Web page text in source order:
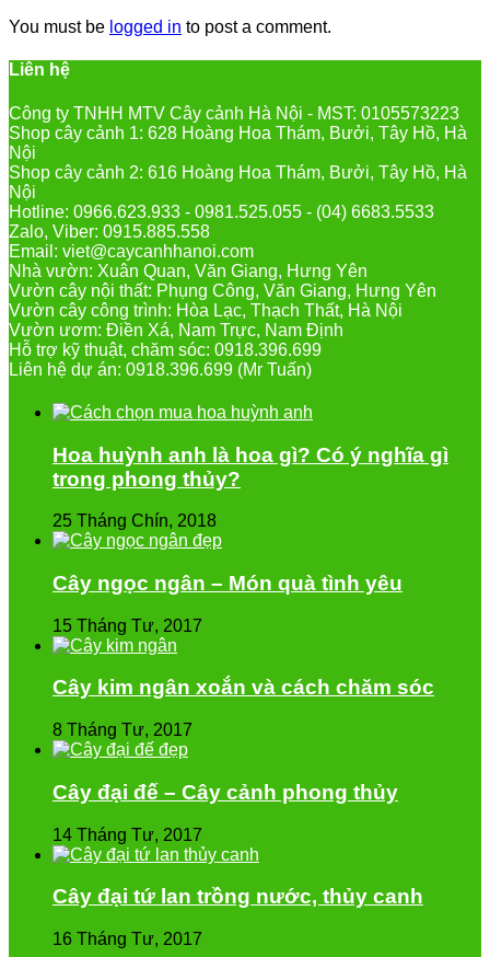
You must be logged in to post a comment.
Liên hệ
Công ty TNHH MTV Cây cảnh Hà Nội - MST: 0105573223
Shop cây cảnh 1: 628 Hoàng Hoa Thám, Bưởi, Tây Hồ, Hà
Nội
Shop cây cảnh 2: 616 Hoàng Hoa Thám, Bưởi, Tây Hồ, Hà
Nội
Hotline: 0966.623.933 - 0981.525.055 - (04) 6683.5533
Zalo, Viber: 0915.885.558
Email: viet@caycanhhanoi.com
Nhà vườn: Xuân Quan, Văn Giang, Hưng Yên
Vườn cây nội thất: Phụng Công, Văn Giang, Hưng Yên
Vườn cây công trình: Hòa Lạc, Thạch Thất, Hà Nội
Vườn ươm: Điền Xá, Nam Trực, Nam Định
Hỗ trợ kỹ thuật, chăm sóc: 0918.396.699
Liên hệ dự án: 0918.396.699 (Mr Tuấn)
Hoa huỳnh anh là hoa gì? Có ý nghĩa gì
trong phong thủy?
25 Tháng Chín, 2018
Cây ngọc ngân – Món quà tình yêu
15 Tháng Tư, 2017
Cây kim ngân xoắn và cách chăm sóc
8 Tháng Tư, 2017
Cây đại đế – Cây cảnh phong thủy
14 Tháng Tư, 2017
Cây đại tứ lan trồng nước, thủy canh
16 Tháng Tư, 2017